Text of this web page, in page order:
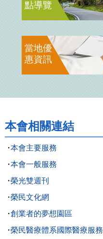
點導覽
當地優
惠資訊
本會相關連結
本會主要服務
本會一般服務
榮光雙週刊
榮民文化網
創業者的夢想園區
榮民醫療體系國際醫療服務